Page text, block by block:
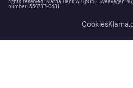
rights reserved. Klarna Bank AB (publ). Sveavägen
number: 556737-0431
Cookies